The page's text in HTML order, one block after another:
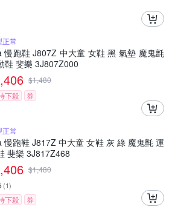
正常
慢跑鞋 J807Z 中大童 女鞋 黑 氣墊 魔鬼氈
鞋 斐樂 3J807Z000
$1,480
下殺
券
正常
慢跑鞋 J817Z 中大童 女鞋 灰 綠 魔鬼氈 運
斐樂 3J817Z468
$1,480
(1)
下殺 券